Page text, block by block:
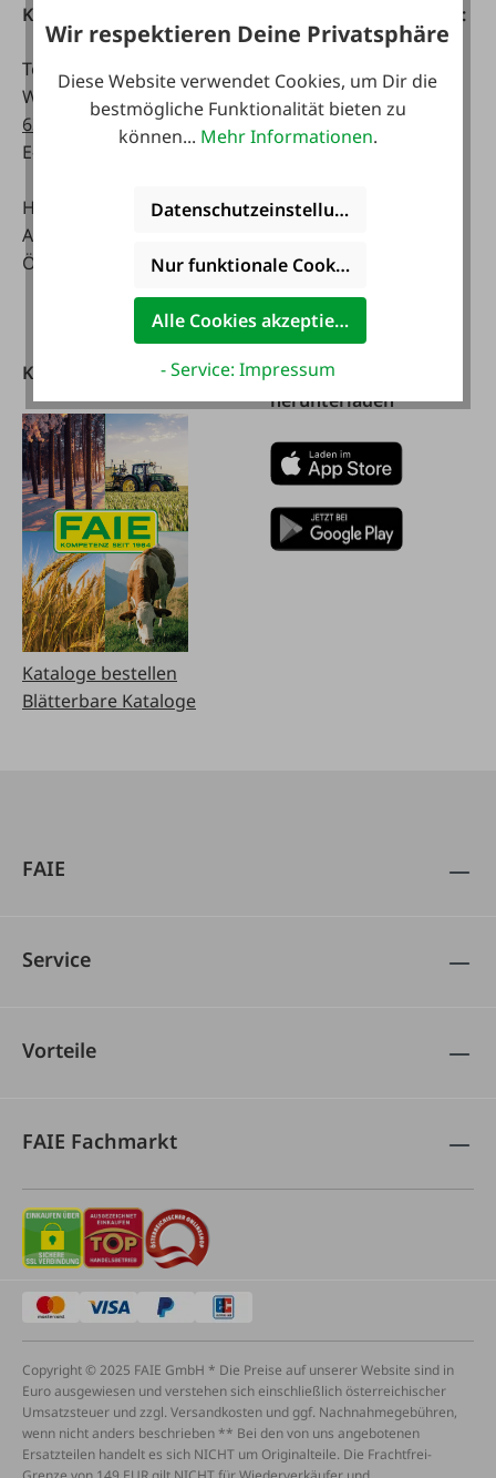
Kontakt
Tel:
0043 7672 716-0
WhatsApp:
0043 677
63514619
E-Mail:
info@faie.at
Handelsstraße 9
A-4844 Regau
Österreich
Telefonisch erreichbar:
Mo - Fr:
07:30 - 17.00 Uhr
Sa:
08:00 - 12:00 Uhr
Fachmarkt
08:00 - 17:00 Uhr
08:00 - 12:00 Uhr
Kataloge
Kataloge bestellen
Blätterbare Kataloge
FAIE App
herunterladen
FAIE
Service
Vorteile
FAIE Fachmarkt
Copyright © 2025 FAIE GmbH * Die Preise auf unserer Website sind in
Euro ausgewiesen und verstehen sich einschließlich österreichischer
Umsatzsteuer und zzgl. Versandkosten und ggf. Nachnahmegebühren,
wenn nicht anders beschrieben ** Bei den von uns angebotenen
Ersatzteilen handelt es sich NICHT um Originalteile. Die Frachtfrei-
Wir respektieren Deine Privatsphäre
Diese Website verwendet Cookies, um Dir die
bestmögliche Funktionalität bieten zu
können... Mehr Informationen.
Datenschutzeinstellungen
Nur funktionale Cookies akzeptieren
Alle Cookies akzeptieren
- Service: Impressum